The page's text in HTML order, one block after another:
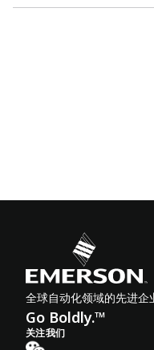
全球自动化领域的先进企
Go Boldly.™
关注我们